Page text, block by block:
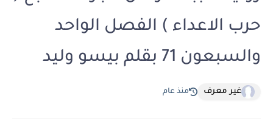
حرب الاعداء ) الفصل الواحد
والسبعون 71 بقلم بيسو وليد
غير معرف منذ عام